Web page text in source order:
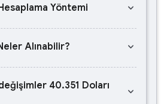
Yöntemi keyboard_arrow_down
Alınabilir? keyboard_arrow_down
40.351 Doları
keyboard_arrow_down